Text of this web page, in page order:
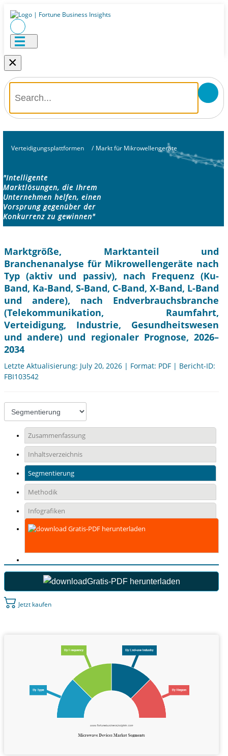
×
Verteidigungsplattformen / Markt für Mikrowellengeräte
"Intelligente
Marktlösungen, die Ihrem
Unternehmen helfen, einen
Vorsprung gegenüber der
Konkurrenz zu gewinnen"
Marktgröße, Marktanteil und
Branchenanalyse für Mikrowellengeräte nach
Typ (aktiv und passiv), nach Frequenz (Ku-
Band, Ka-Band, S-Band, C-Band, X-Band, L-Band
und andere), nach Endverbrauchsbranche
(Telekommunikation, Raumfahrt,
Verteidigung, Industrie, Gesundheitswesen
und andere) und regionaler Prognose, 2026–
2034
Letzte Aktualisierung: July 20, 2026 | Format: PDF | Bericht-ID:
FBI103542
Zusammenfassung
Inhaltsverzeichnis
Segmentierung
Methodik
Infografiken
Gratis-PDF herunterladen
Gratis-PDF herunterladen
Jetzt kaufen